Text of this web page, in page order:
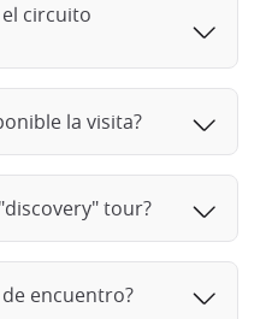
circuito
la visita?
tour?
encuentro?